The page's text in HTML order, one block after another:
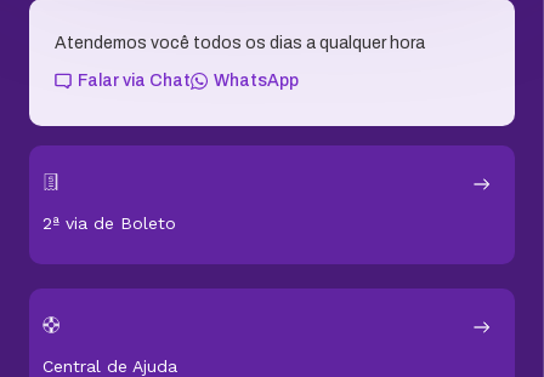
Atendemos você todos os dias a qualquer hora
Falar via Chat WhatsApp
2ª via de Boleto
Central de Ajuda